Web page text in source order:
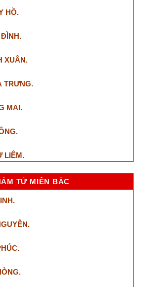
HỒ.
.
XUÂN.
TRƯNG.
MAI.
.
LIÊM.
TỬ MIỀN BẮC
.
.
.
.